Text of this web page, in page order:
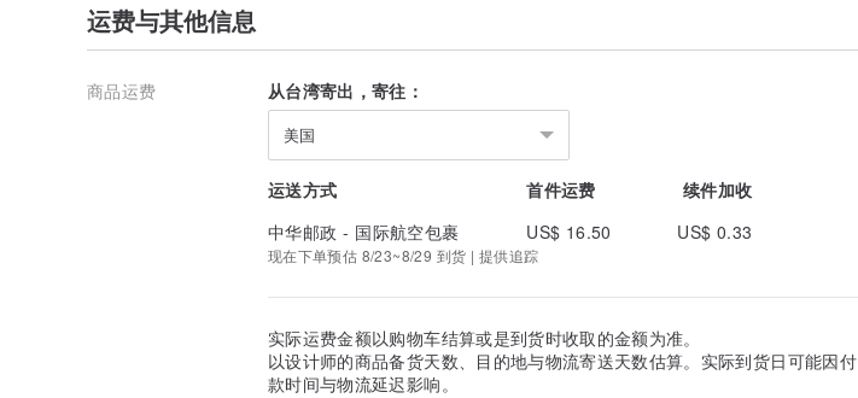
运费与其他信息
商品运费 从台湾寄出，寄往：
美国
运送方式 首件运费
续件加收
中华邮政 - 国际航空包裹
US$ 16.50 US$ 0.33
现在下单预估 8/23~8/29 到货 | 提供追踪
实际运费金额以购物车结算或是到货时收取的金额为准。
以设计师的商品备货天数、目的地与物流寄送天数估算。实际到货日可能因付
款时间与物流延迟影响。